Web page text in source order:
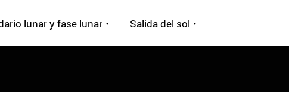
lunar y fase lunar Salida del sol